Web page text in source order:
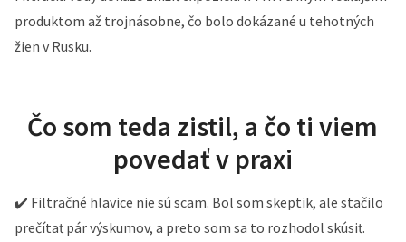
produktom až trojnásobne, čo bolo dokázané u tehotných
žien v Rusku.
Čo som teda zistil, a čo ti viem
povedať v praxi
✔️ Filtračné hlavice nie sú scam. Bol som skeptik, ale stačilo
prečítať pár výskumov, a preto som sa to rozhodol skúsiť.